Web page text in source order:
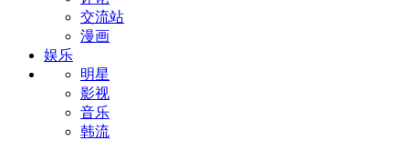
交流站
漫画
娱乐
明星
影视
音乐
韩流